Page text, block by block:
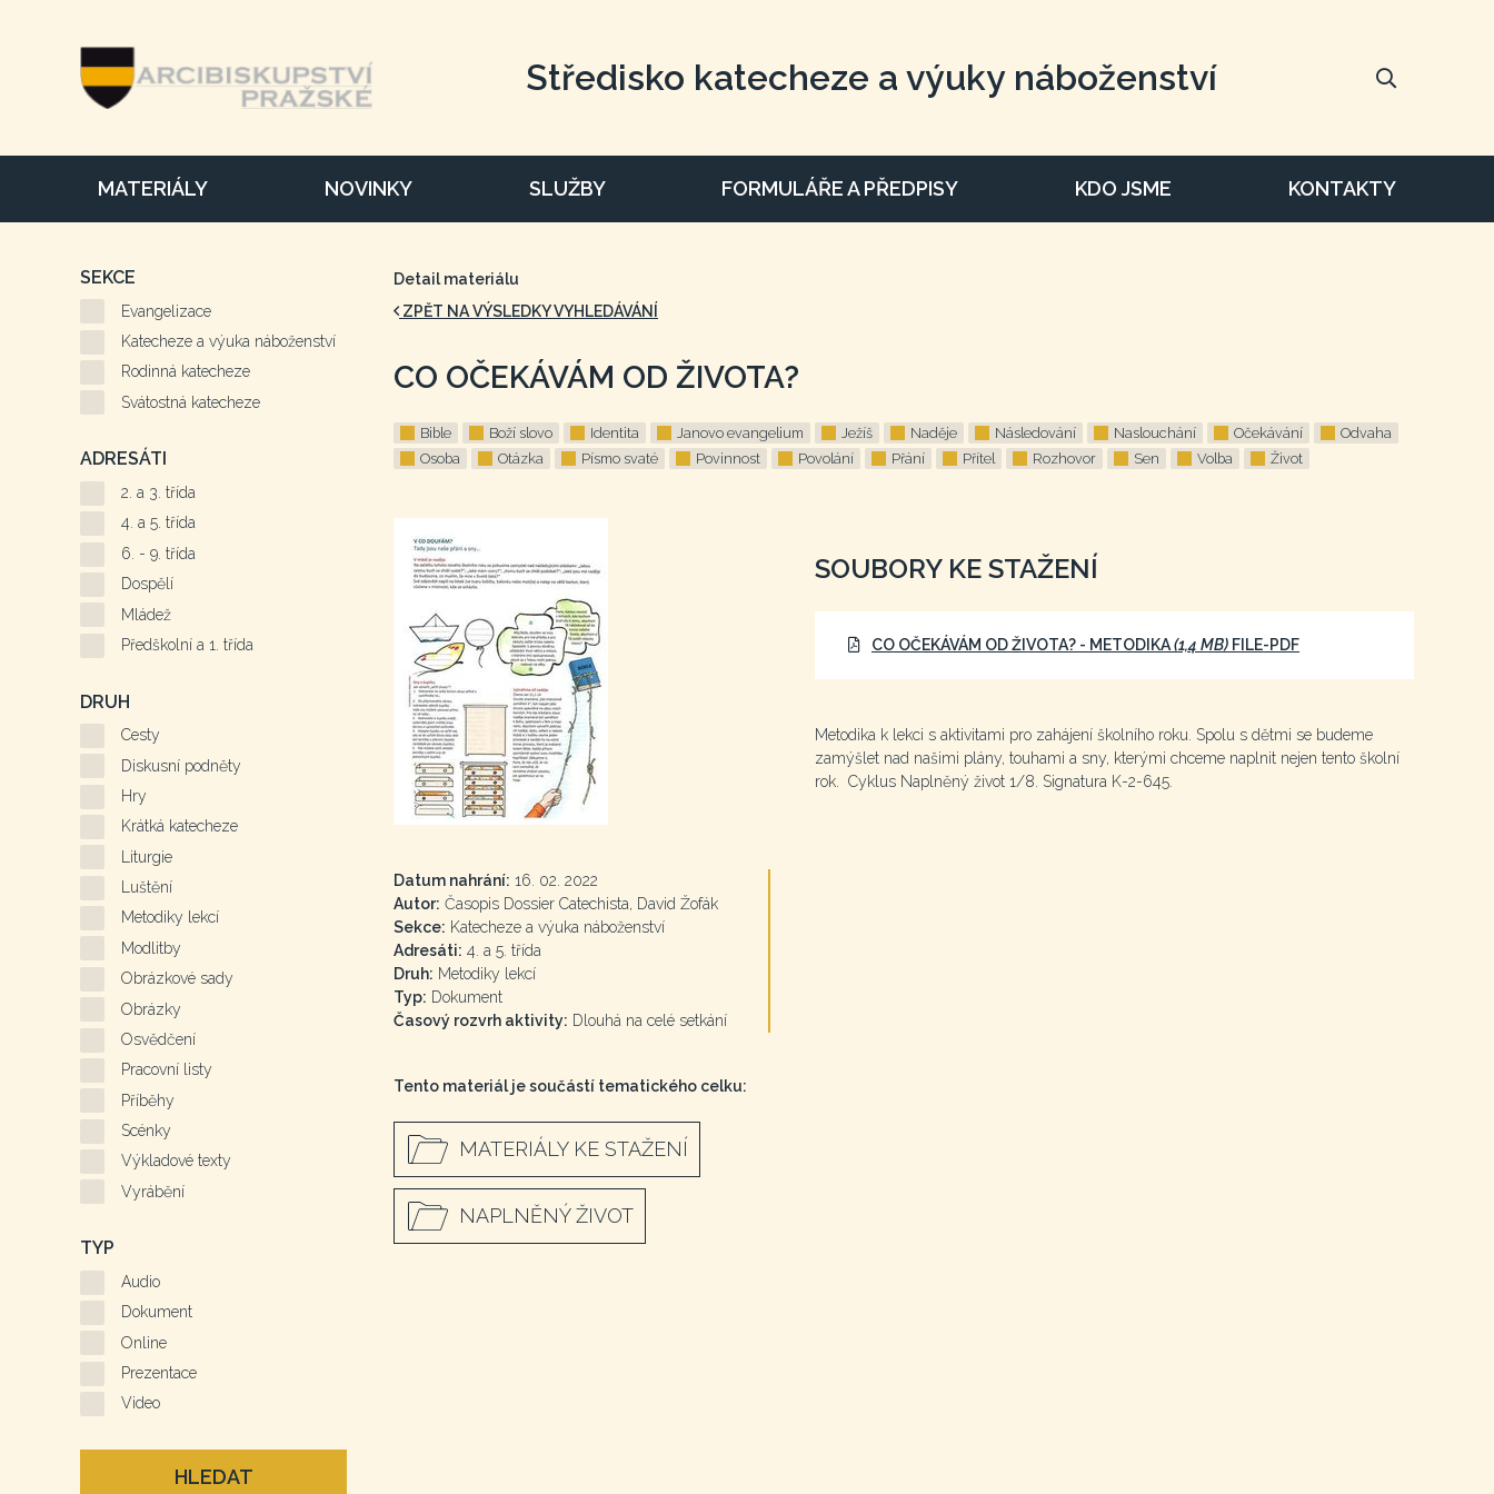
Středisko katecheze a výuky náboženství
MATERIÁLY NOVINKY SLUŽBY FORMULÁŘE A PŘEDPISY KDO JSME KONTAKTY
Detail materiálu
ZPĚT NA VÝSLEDKY VYHLEDÁVÁNÍ
CO OČEKÁVÁM OD ŽIVOTA?
Bible Boží slovo Identita Janovo evangelium Ježíš Naděje Následování Naslouchání Očekávání
Odvaha
Osoba
Otázka Písmo svaté Povinnost Povolání Přání Přítel Rozhovor Sen Volba Život
Datum nahrání: 16. 02. 2022
Autor: Časopis Dossier Catechista, David Žofák
Sekce: Katecheze a výuka náboženství
Adresáti: 4. a 5. třída
Druh: Metodiky lekcí
Typ: Dokument
Časový rozvrh aktivity: Dlouhá na celé setkání
Tento materiál je součástí tematického celku:
MATERIÁLY KE STAŽENÍ
NAPLNĚNÝ ŽIVOT
SOUBORY KE STAŽENÍ
CO OČEKÁVÁM OD ŽIVOTA? - METODIKA(1,4 MB) FILE-PDF
Metodika k lekci s aktivitami pro zahájení školního roku. Spolu s dětmi se budeme
zamýšlet nad našimi plány, touhami a sny, kterými chceme naplnit nejen tento školní
rok. Cyklus Naplněný život 1/8. Signatura K-2-645.
SEKCE
Evangelizace
Katecheze a výuka náboženství
Rodinná katecheze
Svátostná katecheze
ADRESÁTI
2. a 3. třída
4. a 5. třída
6. - 9. třída
Dospělí
Mládež
Předškolní a 1. třída
DRUH
Cesty
Diskusní podněty
Hry
Krátká katecheze
Liturgie
Luštění
Metodiky lekcí
Modlitby
Obrázkové sady
Obrázky
Osvědčení
Pracovní listy
Příběhy
Scénky
Výkladové texty
Vyrábění
TYP
Audio
Dokument
Online
Prezentace
Video
HLEDAT